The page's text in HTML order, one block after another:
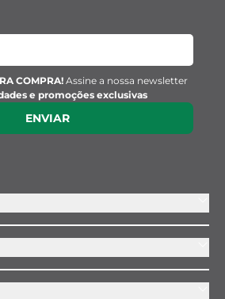
COMPRA! Assine a nossa newsletter
e promoções exclusivas
ENVIAR